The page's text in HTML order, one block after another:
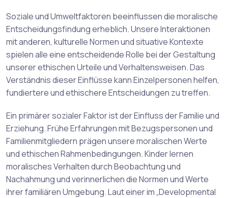
Soziale und Umweltfaktoren beeinflussen die moralische
Entscheidungsfindung erheblich. Unsere Interaktionen
mit anderen, kulturelle Normen und situative Kontexte
spielen alle eine entscheidende Rolle bei der Gestaltung
unserer ethischen Urteile und Verhaltensweisen. Das
Verständnis dieser Einflüsse kann Einzelpersonen helfen,
fundiertere und ethischere Entscheidungen zu treffen.
Ein primärer sozialer Faktor ist der Einfluss der Familie und
Erziehung. Frühe Erfahrungen mit Bezugspersonen und
Familienmitgliedern prägen unsere moralischen Werte
und ethischen Rahmenbedingungen. Kinder lernen
moralisches Verhalten durch Beobachtung und
Nachahmung und verinnerlichen die Normen und Werte
ihrer familiären Umgebung. Laut einer im „Developmental